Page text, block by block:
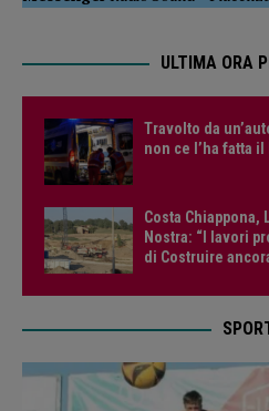
ULTIMA ORA
Travolto da
non ce l’ha fatta
Costa Chiappona,
Nostra: “I lavori
di Costruire